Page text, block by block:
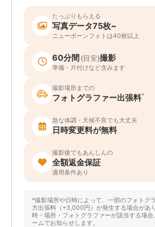
たっぷりもらえる
写真データ75枚~
ニューボーンフォトは40枚以上
60分間 (目安)撮影
準備・片付けなど含みます
撮影場所までの
フォトグラファー出張料*
急な体調・天候不良でも大丈夫
日時変更料が無料
撮影後でもあんしんの
全額返金保証
適用条件あり
*撮影場所や日時によって、一部のフォトグ
方出張料（+3,000円）が発生する場合があ
時・場所・フォトグラファーが該当する場合
ームでお知らせします。